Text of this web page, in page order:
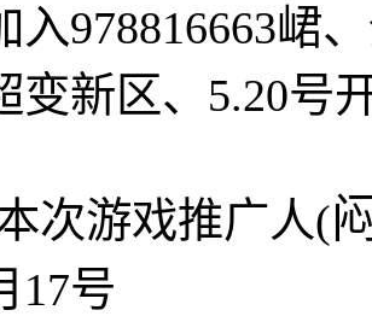
入978816663峮
变新区、5.20号
次游戏推广人(
17号